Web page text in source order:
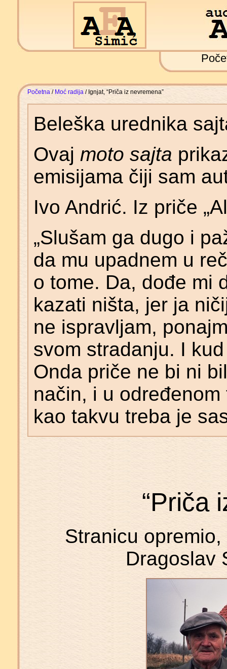
Početna / Moć radija / Ignjat, “Priča iz nevremena”
Beleška urednika
Ovaj moto sajta
emisijama čiji sam
Ivo Andrić. Iz priče
„Slušam ga dugo i
da mu upadnem u
o tome. Da, dođe mi
kazati ništa, jer ja
ne ispravljam,
svom stradanju. I
Onda priče ne bi ni
način, i u
kao takvu treba je
“Priča
Stranicu
Dragoslav